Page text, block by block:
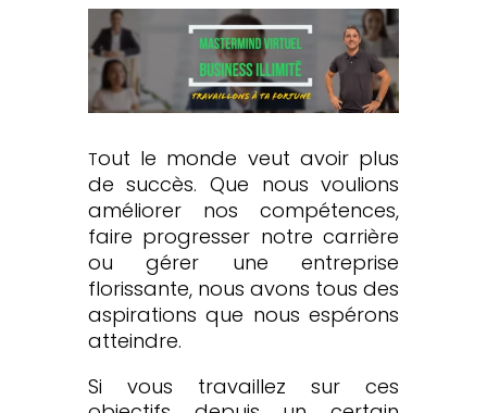
Tout le monde veut avoir plus
de succès. Que nous voulions
améliorer nos compétences,
faire progresser notre carrière
ou gérer une entreprise
florissante, nous avons tous des
aspirations que nous espérons
atteindre.
Si vous travaillez sur ces